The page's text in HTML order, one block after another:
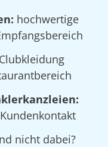
hochwertige
Clubkleidung
nicht dabei?